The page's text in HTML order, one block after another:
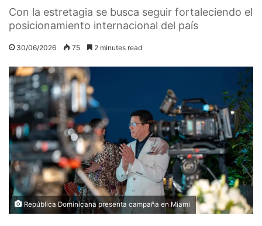
Con la estretagia se busca seguir fortaleciendo el
posicionamiento internacional del país
30/06/2026 75 2 minutes read
República Dominicana presenta campaña en Miami